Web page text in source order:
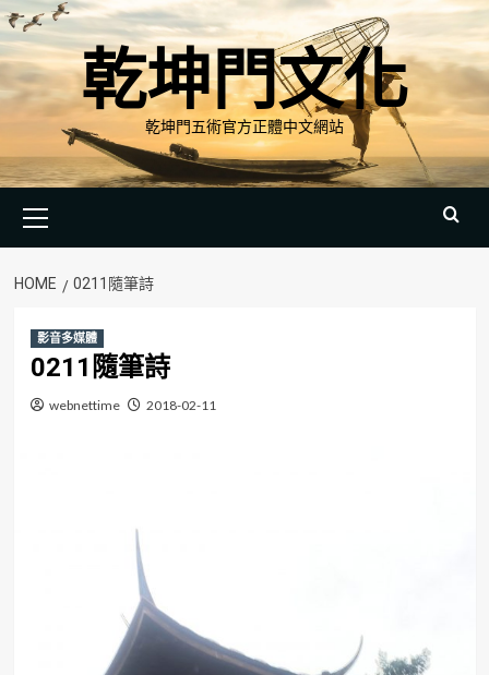
Skip
to
content
乾坤門文化
乾坤門五術官方正體中文網站
Menu
HOME 0211隨筆詩
影音多媒體
0211隨筆詩
webnettime 2018-02-11